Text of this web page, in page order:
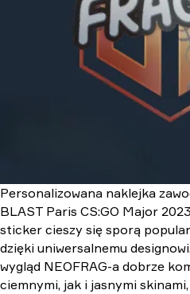
Personalizowana naklejka
BLAST Paris CS:GO Major
sticker cieszy się sporą
dzięki uniwersalnemu
wygląd NEOFRAG-a dobrze
ciemnymi, jak i jasnymi